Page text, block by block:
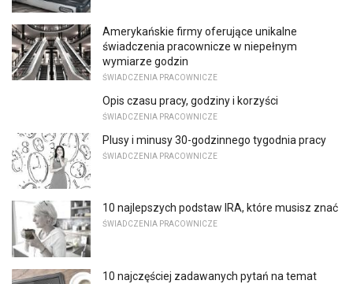
Amerykańskie firmy oferujące unikalne
świadczenia pracownicze w niepełnym
wymiarze godzin
ŚWIADCZENIA PRACOWNICZE
Opis czasu pracy, godziny i korzyści
ŚWIADCZENIA PRACOWNICZE
Plusy i minusy 30-godzinnego tygodnia pracy
ŚWIADCZENIA PRACOWNICZE
10 najlepszych podstaw IRA, które musisz znać
ŚWIADCZENIA PRACOWNICZE
10 najczęściej zadawanych pytań na temat